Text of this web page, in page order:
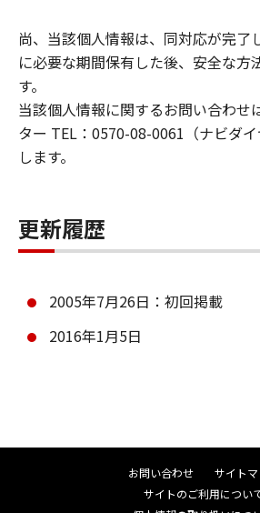
尚、当該個人情報は、同対応が完了
に必要な期間保有した後、安全な方
す。
当該個人情報に関するお問い合わせ
ター TEL：0570-08-0061（ナビダ
します。
更新履歴
2005年7月26日：初回掲載
2016年1月5日
お問い合わせ
サイト
サイトのご利用につい